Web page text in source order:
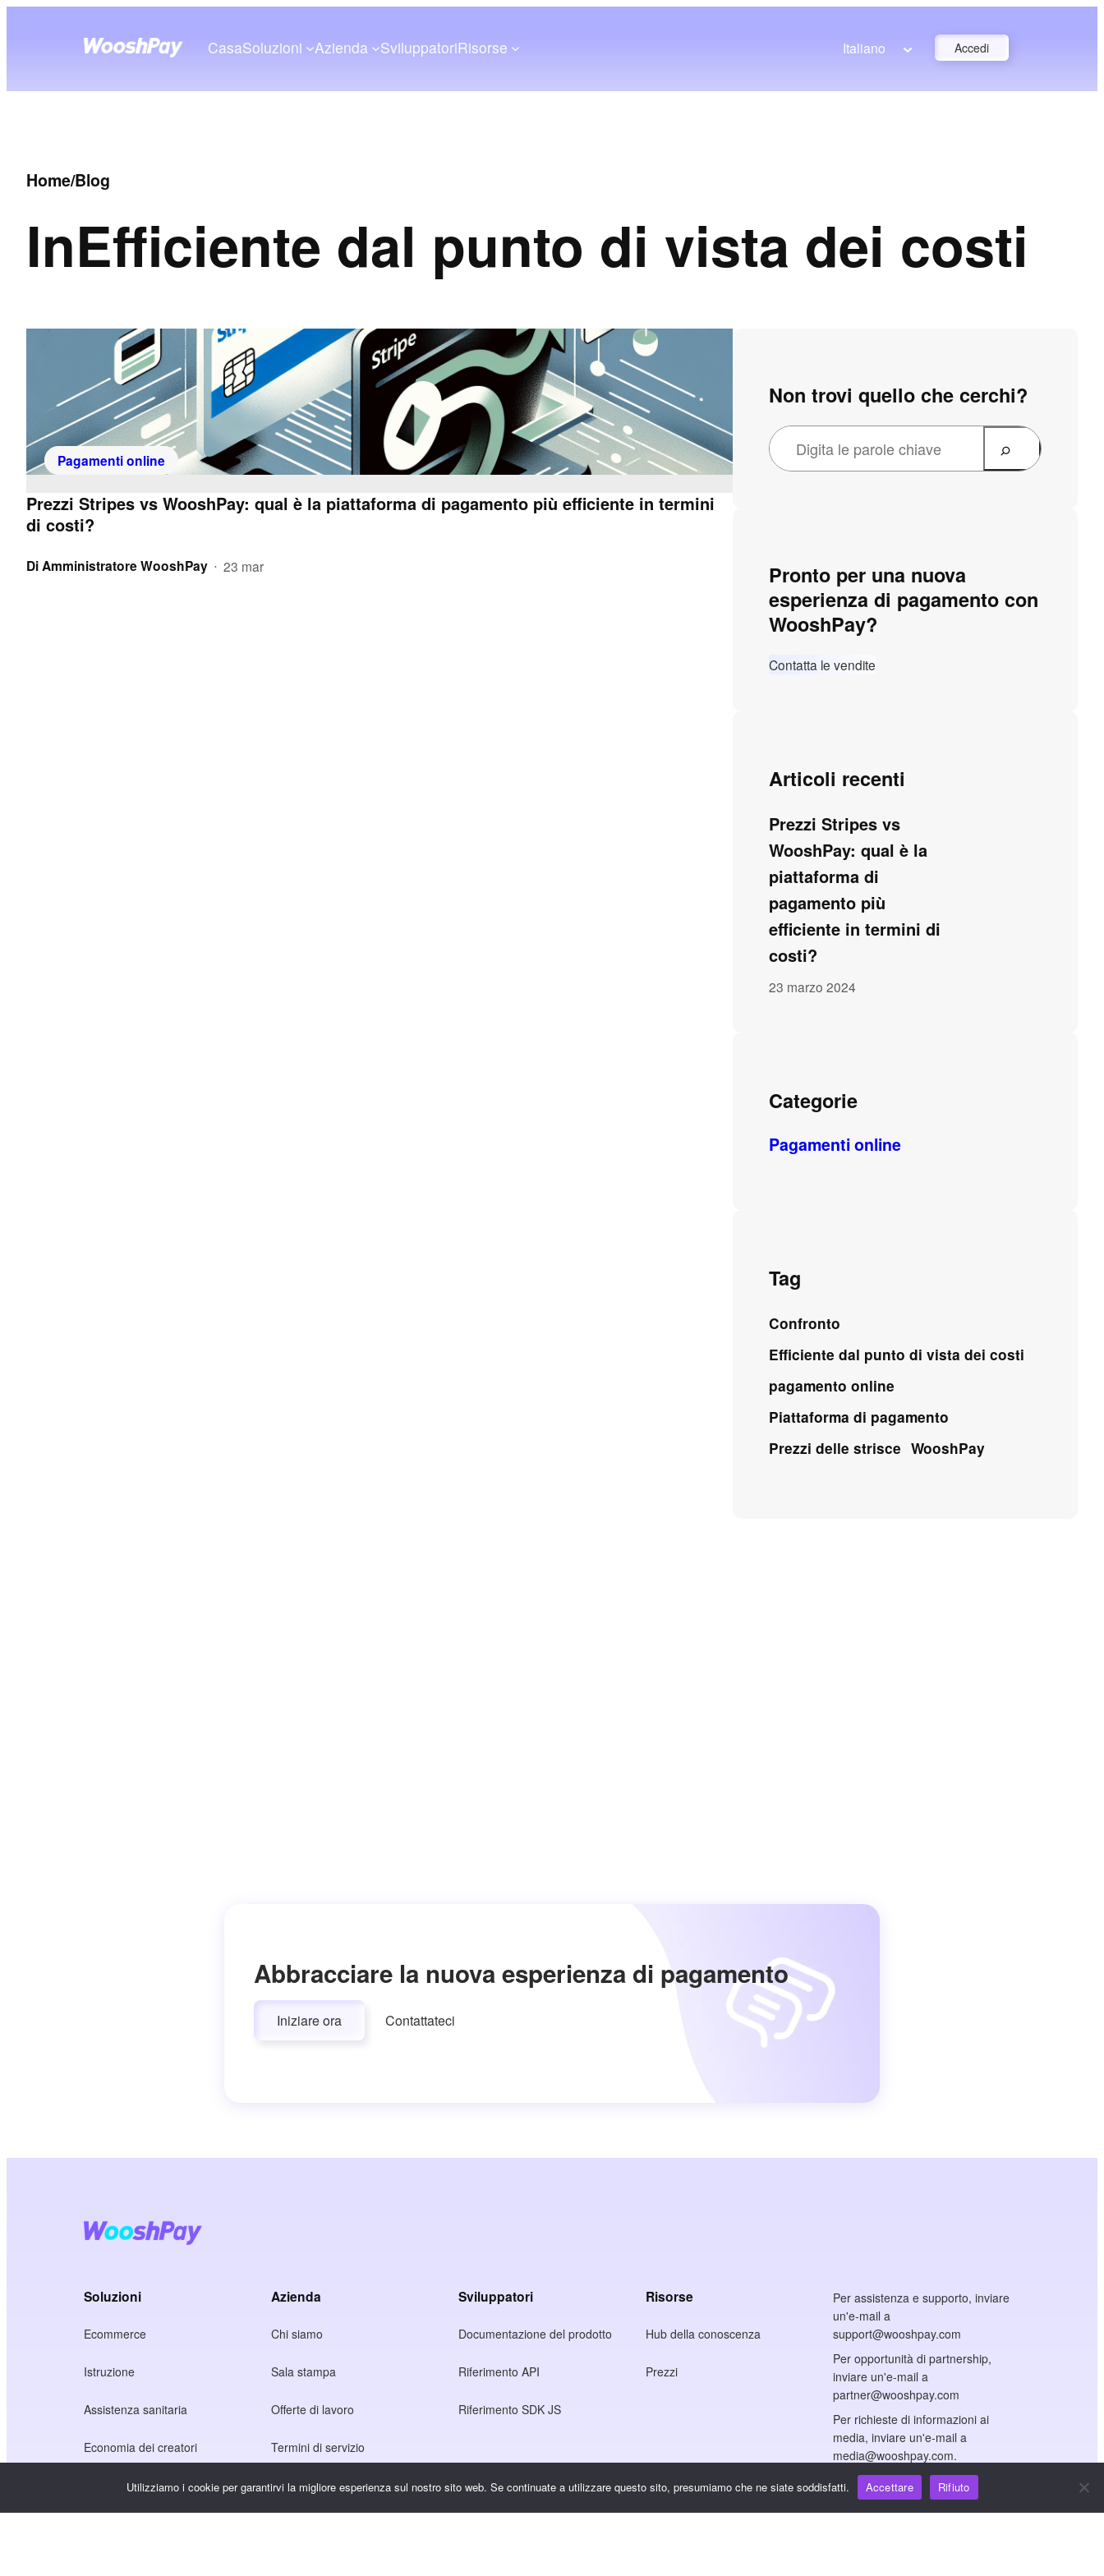
CasaSoluzioni Azienda SviluppatoriRisorse Italiano Accedi
Home/Blog
InEfficiente dal punto di vista dei costi
Pagamenti online
Prezzi Stripes vs WooshPay: qual è la piattaforma di pagamento più efficiente in termini
di costi?
DiAmministratore WooshPay • 23 mar
Non trovi quello che cerchi?
Pronto per una nuova
esperienza di pagamento con
WooshPay?
Contatta le vendite
Articoli recenti
Prezzi Stripes vs
WooshPay: qual è la
piattaforma di
pagamento più
efficiente in termini di
costi?
23 marzo 2024
Categorie
Pagamenti online
Tag
Confronto
Efficiente dal punto di vista dei costi
pagamento online
Piattaforma di pagamento
Prezzi delle strisce WooshPay
Abbracciare la nuova esperienza di pagamento
Iniziare ora Contattateci
Soluzioni
Ecommerce
Istruzione
Assistenza sanitaria
Economia dei creatori
Azienda
Chi siamo
Sala stampa
Offerte di lavoro
Termini di servizio
Informativa sulla privacy
Sviluppatori
Documentazione del prodotto
Riferimento API
Riferimento SDK JS
Risorse
Hub della conoscenza
Prezzi
Per assistenza e supporto, inviare
un'e-mail a
support@wooshpay.com
Per opportunità di partnership,
inviare un'e-mail a
partner@wooshpay.com
Per richieste di informazioni ai
media, inviare un'e-mail a
media@wooshpay.com.
Utilizziamo i cookie per garantirvi la migliore esperienza sul nostro sito web. Se continuate a utilizzare questo sito, presumiamo che ne siate soddisfatti. Accettare Rifiuto